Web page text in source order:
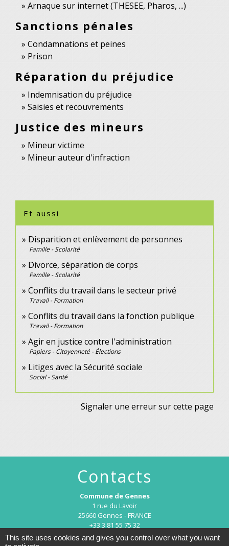
Arnaque sur internet (THESEE, Pharos, ...)
Sanctions pénales
Condamnations et peines
Prison
Réparation du préjudice
Indemnisation du préjudice
Saisies et recouvrements
Justice des mineurs
Mineur victime
Mineur auteur d'infraction
Et aussi
Disparition et enlèvement de personnes
Famille - Scolarité
Divorce, séparation de corps
Famille - Scolarité
Conflits du travail dans le secteur privé
Travail - Formation
Conflits du travail dans la fonction publique
Travail - Formation
Agir en justice contre l'administration
Papiers - Citoyenneté - Élections
Litiges avec la Sécurité sociale
Social - Santé
Signaler une erreur sur cette page
Contacts
Commune de Gennes
1 rue du Lavoir
25660 Gennes - FRANCE
+33 3 81 55 75 32
Contact par formulaire
This site uses cookies and gives you control over what you want